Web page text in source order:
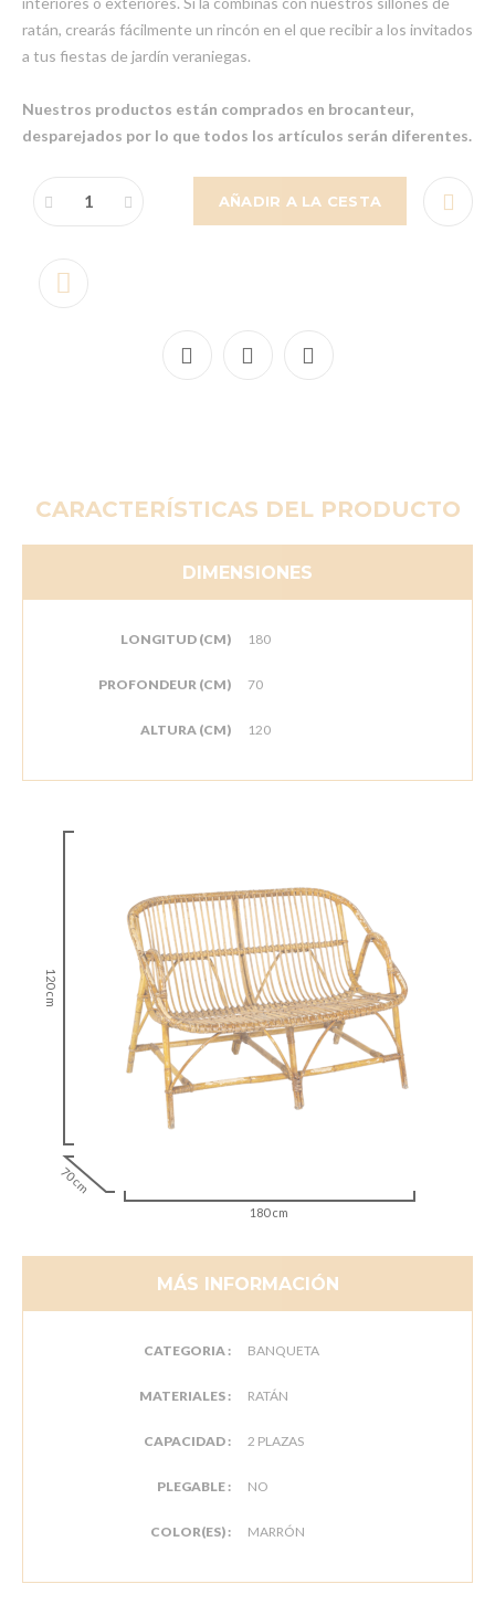
ratán, crearás fácilmente un rincón en el que recibir a los invitados
a tus fiestas de jardín veraniegas.
Nuestros productos están comprados en brocanteur,
desparejados por lo que todos los artículos serán diferentes.
AÑADIR A LA CESTA
CARACTERÍSTICAS DEL PRODUCTO
DIMENSIONES
LONGITUD (CM) 180
PROFONDEUR (CM) 70
ALTURA (CM) 120
120 cm
70 cm
180 cm
MÁS INFORMACIÓN
CATEGORIA : BANQUETA
MATERIALES : RATÁN
CAPACIDAD : 2 PLAZAS
PLEGABLE : NO
COLOR(ES) : MARRÓN